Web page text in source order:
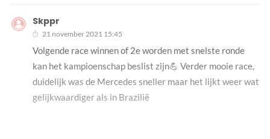
Skppr
21 november 2021 15:45
Volgende race winnen of 2e worden met snelste ronde
kan het kampioenschap beslist zijn💪 Verder mooie race,
duidelijk was de Mercedes sneller maar het lijkt weer wat
gelijkwaardiger als in Brazilië